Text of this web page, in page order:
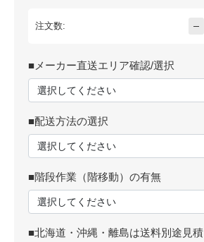
注文数:
■メーカー直送エリア確認/選択
■配送方法の選択
■階段作業（階移動）の有無
■北海道・沖縄・離島は送料別途見積